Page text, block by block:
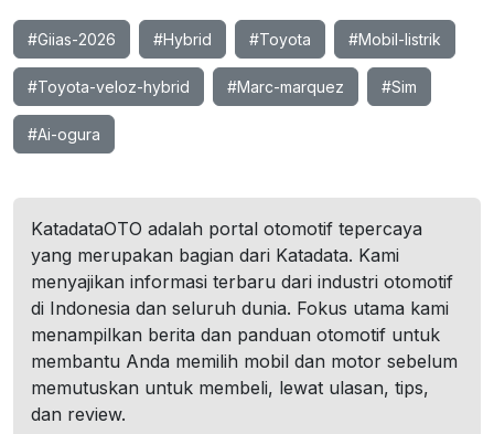
#Giias-2026 #Hybrid #Toyota #Mobil-listrik
#Toyota-veloz-hybrid #Marc-marquez #Sim
#Ai-ogura
KatadataOTO adalah portal otomotif tepercaya
yang merupakan bagian dari Katadata. Kami
menyajikan informasi terbaru dari industri otomotif
di Indonesia dan seluruh dunia. Fokus utama kami
menampilkan berita dan panduan otomotif untuk
membantu Anda memilih mobil dan motor sebelum
memutuskan untuk membeli, lewat ulasan, tips,
dan review.